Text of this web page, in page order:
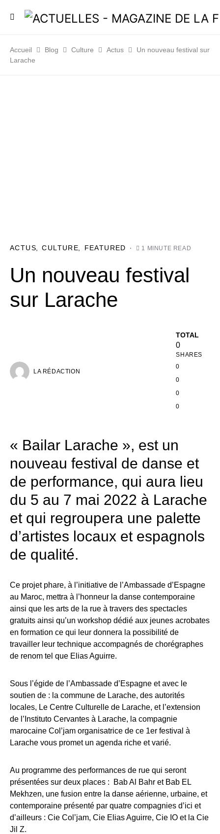
Accueil Blog Culture Actus
Un nouveau festival sur
Larache
ACTUS CULTURE FEATURED 1 MINUTE READ
Un nouveau festival
sur Larache
LA RÉDACTION
TOTAL
0
SHARES
0
0
0
0
« Bailar Larache », est un
nouveau festival de danse et
de performance, qui aura lieu
du 5 au 7 mai 2022 à Larache
et qui regroupera une palette
d’artistes locaux et espagnols
de qualité.
Ce projet phare, à l’initiative de l’Ambassade d’Espagne
au Maroc, mettra à l’honneur la danse contemporaine
ainsi que les arts de la rue à travers des spectacles
gratuits ainsi qu’un workshop dédié aux jeunes acrobates
en formation ce qui leur donnera la possibilité de
travailler leur technique accompagnés de chorégraphes
de renom tel que Elias Aguirre.
Sous l’égide de l’Ambassade d’Espagne et avec le
soutien de : la commune de Larache, des autorités
locales, Le Centre Culturelle de Larache, et l’extension
de l’Instituto Cervantes à Larache, la compagnie
marocaine Col’jam organisatrice de ce 1er festival à
Larache vous promet un agenda riche et varié.
Au programme des performances de rue qui seront
présentées sur deux places : Bab Al Bahr et Bab EL
Mekhzen, une fusion entre la danse aérienne, urbaine, et
contemporaine présenté par quatre compagnies d’ici et
d’ailleurs : Cie Col’jam, Cie Elias Aguirre, Cie IO et la Cie
Jil Z.